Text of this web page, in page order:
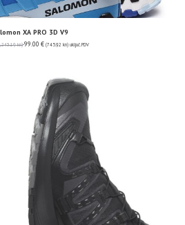
XA PRO 3D V9
kn) 99.00 € (745.92 kn) uključ. PDV